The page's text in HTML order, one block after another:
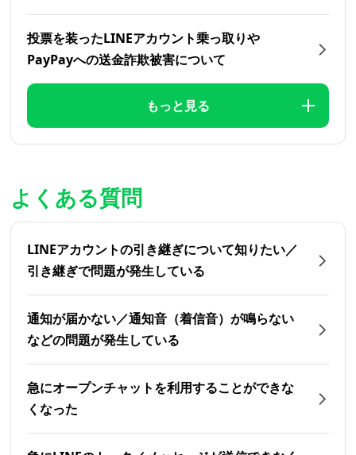
投票を装ったLINEアカウント乗っ取りや
PayPayへの送金詐欺被害について
もっと見る
よくある質問
LINEアカウントの引き継ぎについて知りたい／
引き継ぎで問題が発生している
通知が届かない／通知音（着信音）が鳴らない
などの問題が発生している
急にオープンチャットを利用することができな
くなった